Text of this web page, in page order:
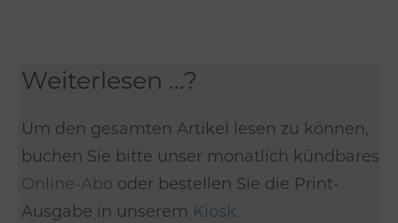
Weiterlesen ...?
Um den gesamten Artikel lesen zu können,
buchen Sie bitte unser monatlich kündbares
Online-Abo oder bestellen Sie die Print-
Ausgabe in unserem Kiosk.